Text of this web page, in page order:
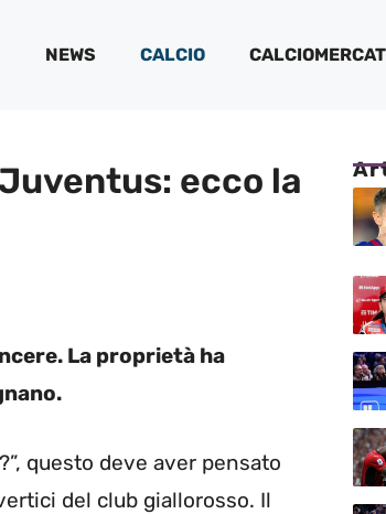
NEWS CALCIO
ecco la
La proprietà ha
questo deve aver pensato
del club giallorosso. Il